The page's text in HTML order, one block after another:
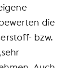
die
bzw.